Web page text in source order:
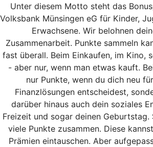
Unter diesem Motto steht das
Volksbank Münsingen eG für Kinder,
Erwachsene. Wir belohnen
Zusammenarbeit. Punkte sammeln
fast überall. Beim Einkaufen, im Kino,
- aber nur, wenn man etwas kauft.
nur Punkte, wenn du dich neu
Finanzlösungen entscheidest,
darüber hinaus auch dein soziales
Freizeit und sogar deinen Geburtstag.
viele Punkte zusammen. Diese
Prämien eintauschen. Aber